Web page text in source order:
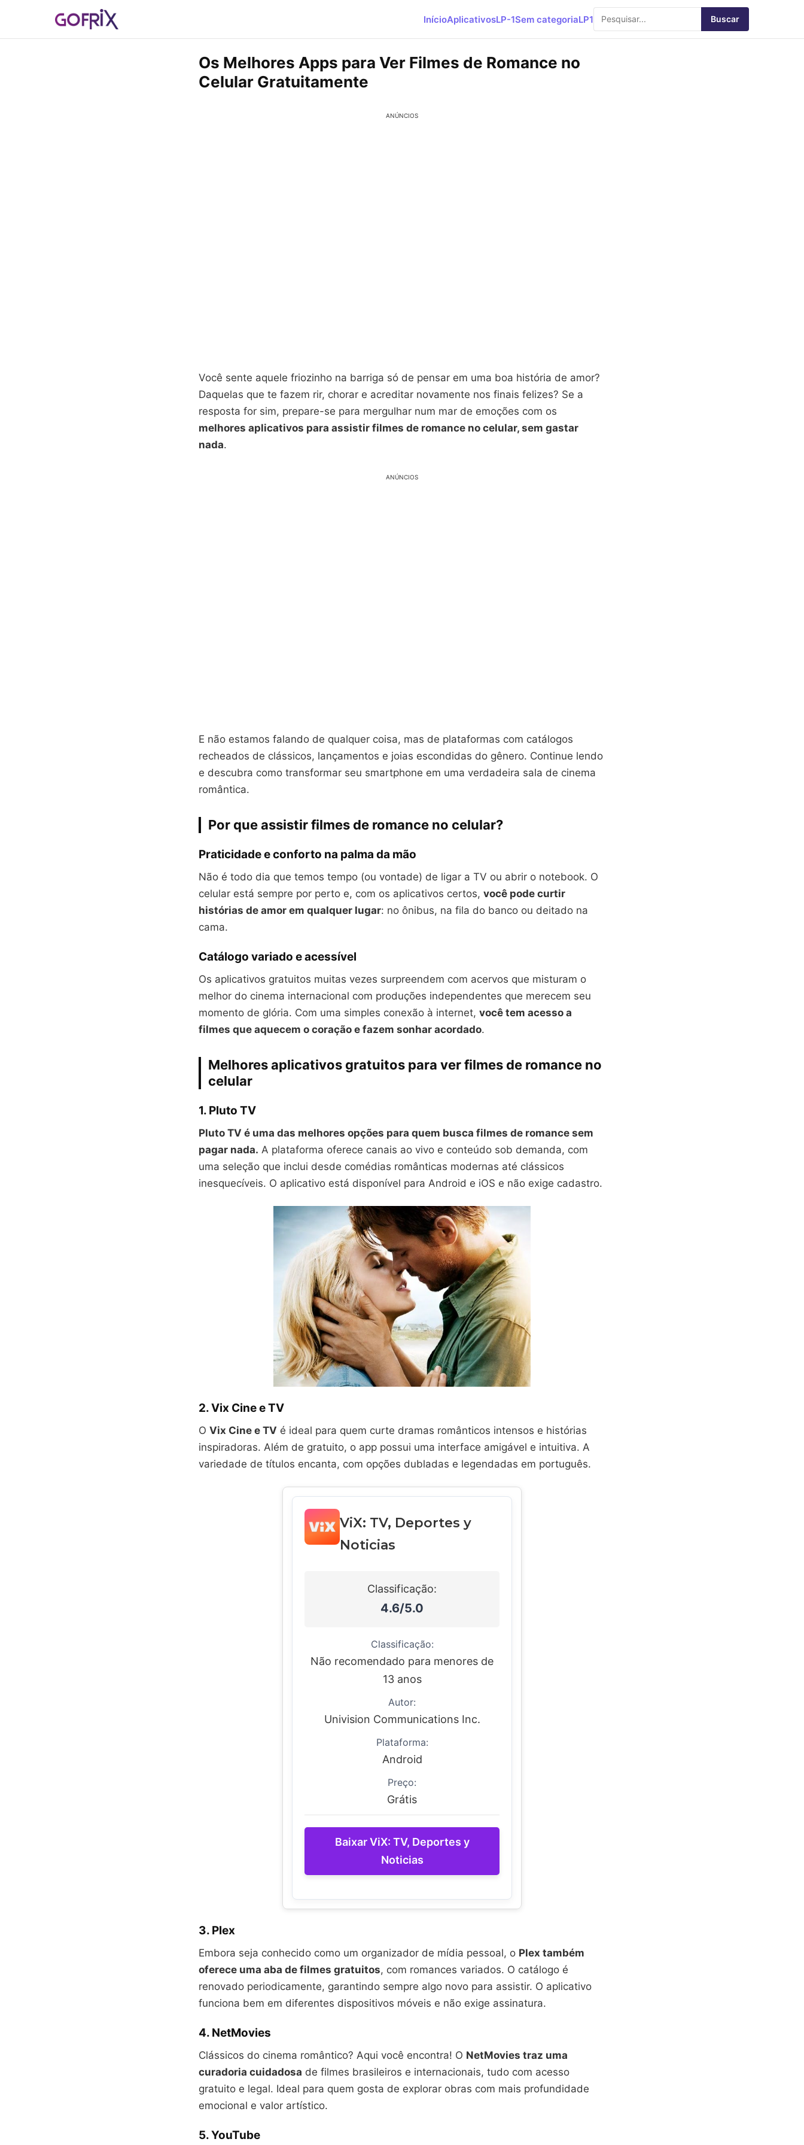
InícioAplicativosLP-1Sem categoriaLP1 Buscar
Os Melhores Apps para Ver Filmes de Romance no
Celular Gratuitamente
ANÚNCIOS
Você sente aquele friozinho na barriga só de pensar em uma boa história de amor?
Daquelas que te fazem rir, chorar e acreditar novamente nos finais felizes? Se a
resposta for sim, prepare-se para mergulhar num mar de emoções com os
melhores aplicativos para assistir filmes de romance no celular, sem gastar
nada.
ANÚNCIOS
E não estamos falando de qualquer coisa, mas de plataformas com catálogos
recheados de clássicos, lançamentos e joias escondidas do gênero. Continue lendo
e descubra como transformar seu smartphone em uma verdadeira sala de cinema
romântica.
Por que assistir filmes de romance no celular?
Praticidade e conforto na palma da mão
Não é todo dia que temos tempo (ou vontade) de ligar a TV ou abrir o notebook. O
celular está sempre por perto e, com os aplicativos certos, você pode curtir
histórias de amor em qualquer lugar: no ônibus, na fila do banco ou deitado na
cama.
Catálogo variado e acessível
Os aplicativos gratuitos muitas vezes surpreendem com acervos que misturam o
melhor do cinema internacional com produções independentes que merecem seu
momento de glória. Com uma simples conexão à internet, você tem acesso a
filmes que aquecem o coração e fazem sonhar acordado.
Melhores aplicativos gratuitos para ver filmes de romance no
celular
1. Pluto TV
Pluto TV é uma das melhores opções para quem busca filmes de romance sem
pagar nada. A plataforma oferece canais ao vivo e conteúdo sob demanda, com
uma seleção que inclui desde comédias românticas modernas até clássicos
inesquecíveis. O aplicativo está disponível para Android e iOS e não exige cadastro.
2. Vix Cine e TV
O Vix Cine e TV é ideal para quem curte dramas românticos intensos e histórias
inspiradoras. Além de gratuito, o app possui uma interface amigável e intuitiva. A
variedade de títulos encanta, com opções dubladas e legendadas em português.
ViX: TV, Deportes y
Noticias
Classificação:
4.6/5.0
Classificação:
Não recomendado para menores de
13 anos
Autor:
Univision Communications Inc.
Plataforma:
Android
Preço:
Grátis
Baixar ViX: TV, Deportes y
Noticias
3. Plex
Embora seja conhecido como um organizador de mídia pessoal, o Plex também
oferece uma aba de filmes gratuitos, com romances variados. O catálogo é
renovado periodicamente, garantindo sempre algo novo para assistir. O aplicativo
funciona bem em diferentes dispositivos móveis e não exige assinatura.
4. NetMovies
Clássicos do cinema romântico? Aqui você encontra! O NetMovies traz uma
curadoria cuidadosa de filmes brasileiros e internacionais, tudo com acesso
gratuito e legal. Ideal para quem gosta de explorar obras com mais profundidade
emocional e valor artístico.
5. YouTube